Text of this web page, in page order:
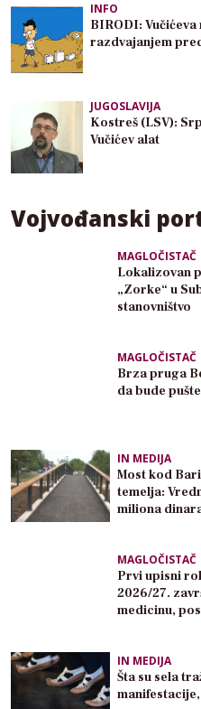
INFO
BIRODI:
razdvajanjem
JUGOSLAVIJA
Kostreš (LSV):
Vučićev alat
Vojvođanski
MAGLOČISTAČ
Lokalizovan
„Zorke“ u
stanovništvo
MAGLOČISTAČ
Brza pruga
da bude
IN MEDIJA
Most kod
temelja:
miliona
MAGLOČISTAČ
Prvi upisni
2026/27.
medicinu,
IN MEDIJA
Šta su sela